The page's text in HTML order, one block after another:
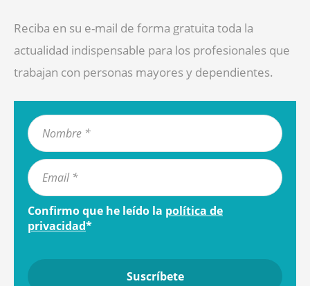
Reciba en su e-mail de forma gratuita toda la
actualidad indispensable para los profesionales que
trabajan con personas mayores y dependientes.
Confirmo que he leído la política de
privacidad*